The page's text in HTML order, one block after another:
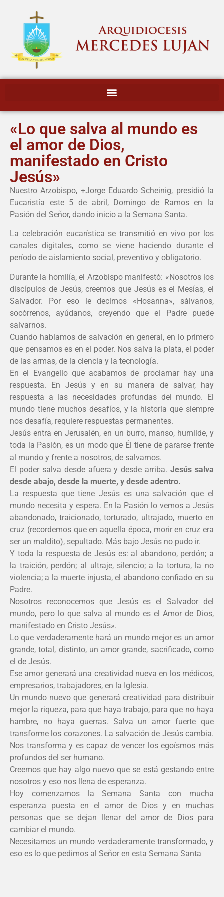
«Lo que salva al mundo es
el amor de Dios,
manifestado en Cristo
Jesús»
Nuestro Arzobispo, +Jorge Eduardo Scheinig, presidió la
Eucaristía este 5 de abril, Domingo de Ramos en la
Pasión del Señor, dando inicio a la Semana Santa.
La celebración eucarística se transmitió en vivo por los
canales digitales, como se viene haciendo durante el
período de aislamiento social, preventivo y obligatorio.
Durante la homilía, el Arzobispo manifestó: «Nosotros los
discípulos de Jesús, creemos que Jesús es el Mesías, el
Salvador. Por eso le decimos «Hosanna», sálvanos,
socórrenos, ayúdanos, creyendo que el Padre puede
salvarnos.
Cuando hablamos de salvación en general, en lo primero
que pensamos es en el poder. Nos salva la plata, el poder
de las armas, de la ciencia y la tecnología.
En el Evangelio que acabamos de proclamar hay una
respuesta. En Jesús y en su manera de salvar, hay
respuesta a las necesidades profundas del mundo. El
mundo tiene muchos desafíos, y la historia que siempre
nos desafía, requiere respuestas permanentes.
Jesús entra en Jerusalén, en un burro, manso, humilde, y
toda la Pasión, es un modo que Él tiene de pararse frente
al mundo y frente a nosotros, de salvarnos.
El poder salva desde afuera y desde arriba.Jesús salva
desde abajo, desde la muerte, y desde adentro.
La respuesta que tiene Jesús es una salvación que el
mundo necesita y espera. En la Pasión lo vemos a Jesús
abandonado, traicionado, torturado, ultrajado, muerto en
cruz (recordemos que en aquella época, morir en cruz era
ser un maldito), sepultado. Más bajo Jesús no pudo ir.
Y toda la respuesta de Jesús es: al abandono, perdón; a
la traición, perdón; al ultraje, silencio; a la tortura, la no
violencia; a la muerte injusta, el abandono confiado en su
Padre.
Nosotros reconocemos que Jesús es el Salvador del
mundo, pero lo que salva al mundo es el Amor de Dios,
manifestado en Cristo Jesús».
Lo que verdaderamente hará un mundo mejor es un amor
grande, total, distinto, un amor grande, sacrificado, como
el de Jesús.
Ese amor generará una creatividad nueva en los médicos,
empresarios, trabajadores, en la Iglesia.
Un mundo nuevo que generará creatividad para distribuir
mejor la riqueza, para que haya trabajo, para que no haya
hambre, no haya guerras. Salva un amor fuerte que
transforme los corazones. La salvación de Jesús cambia.
Nos transforma y es capaz de vencer los egoísmos más
profundos del ser humano.
Creemos que hay algo nuevo que se está gestando entre
nosotros y eso nos llena de esperanza.
Hoy comenzamos la Semana Santa con mucha
esperanza puesta en el amor de Dios y en muchas
personas que se dejan llenar del amor de Dios para
cambiar el mundo.
Necesitamos un mundo verdaderamente transformado, y
eso es lo que pedimos al Señor en esta Semana Santa